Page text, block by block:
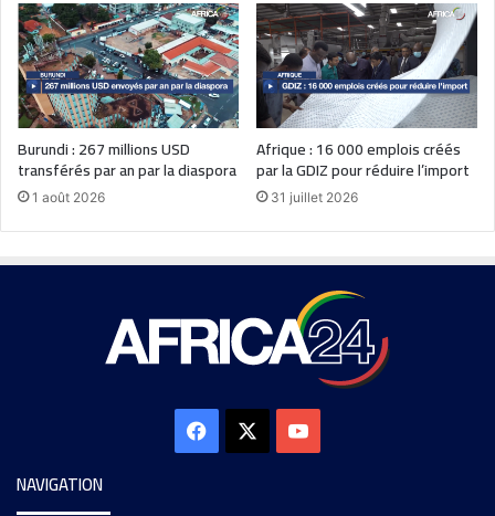
Burundi : 267 millions USD
transférés par an par la diaspora
1 août 2026
Afrique : 16 000 emplois créés
par la GDIZ pour réduire l’import
31 juillet 2026
NAVIGATION